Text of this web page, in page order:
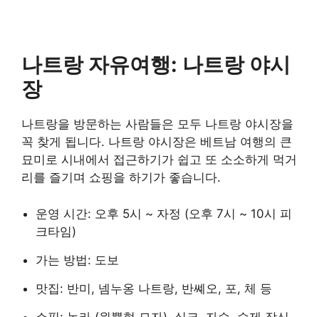
나트랑 자유여행: 나트랑 야시
장
나트랑을 방문하는 사람들은 모두 나트랑 야시장을
꼭 찾게 됩니다. 나트랑 야시장은 베트남 여행의 큰
묘미로 시내에서 접근하기가 쉽고 또 소소하게 먹거
리를 즐기며 쇼핑을 하기가 좋습니다.
운영 시간: 오후 5시 ~ 자정 (오후 7시 ~ 10시 피
크타임)
가는 방법: 도보
맛집: 반미, 넴누옹 나트랑, 반쎼오, 포, 체 등